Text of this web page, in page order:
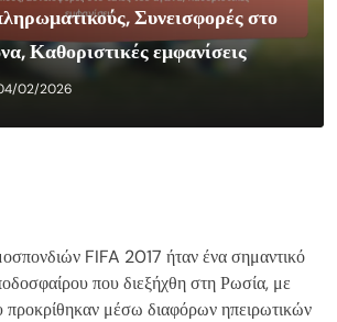
Συνεισφορές στο
Καθοριστικές εμφανίσεις
02/2026
FIFA 2017 ήταν ένα σημαντικό
που διεξήχθη στη Ρωσία, με
προκρίθηκαν μέσω διαφόρων ηπειρωτικών